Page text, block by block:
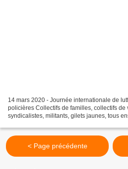
14 mars 2020 - Journée internationale de
policières Collectifs de familles, collectifs
syndicalistes, militants, gilets jaunes, tous
< Page précédente